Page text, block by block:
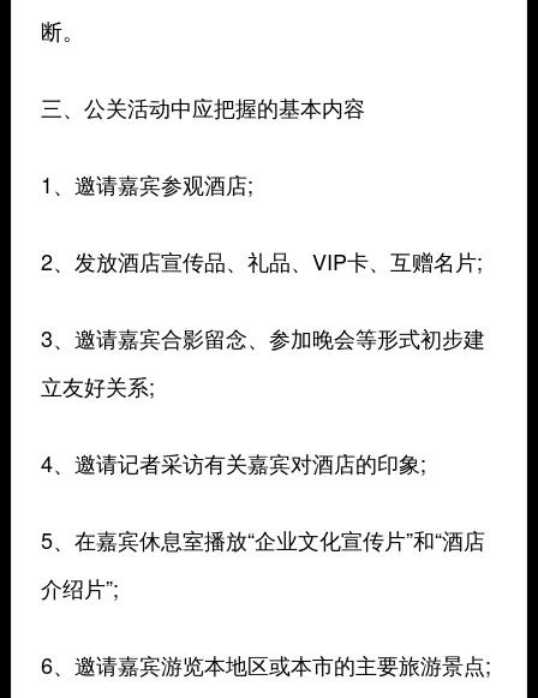
断。
三、公关活动中应把握的基本内容
1、邀请嘉宾参观酒店;
2、发放酒店宣传品、礼品、VIP卡、互赠名片;
3、邀请嘉宾合影留念、参加晚会等形式初步建
立友好关系;
4、邀请记者采访有关嘉宾对酒店的印象;
5、在嘉宾休息室播放“企业文化宣传片”和“酒店
介绍片”;
6、邀请嘉宾游览本地区或本市的主要旅游景点;